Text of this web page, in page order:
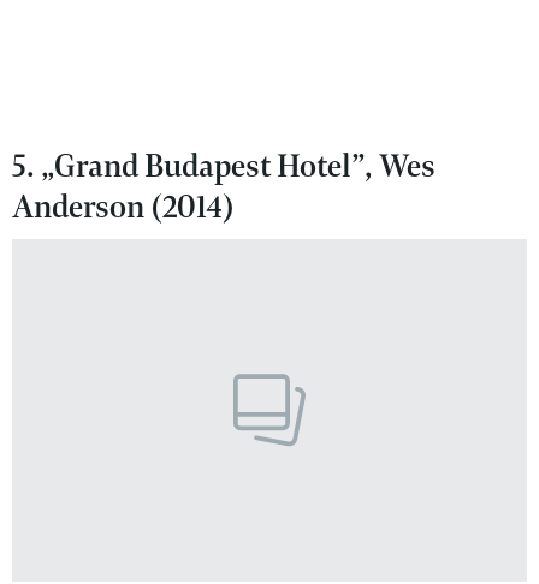
5. „Grand Budapest Hotel”, Wes
Anderson (2014)